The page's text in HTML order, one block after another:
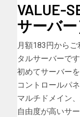
VALUE-
サーバー
月額183円から
タルサーバーです
初めてサーバー
コントロールパネ
マルチドメイン
自由度が高いサー